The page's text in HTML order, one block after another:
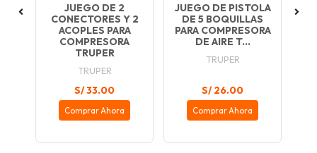
JUEGO DE 2
CONECTORES Y 2
ACOPLES PARA
COMPRESORA
TRUPER
TRUPER
S/ 33.00
Comprar Ahora
JUEGO DE PISTOLA
DE 5 BOQUILLAS
PARA COMPRESORA
DE AIRE T...
TRUPER
S/ 26.00
Comprar Ahora